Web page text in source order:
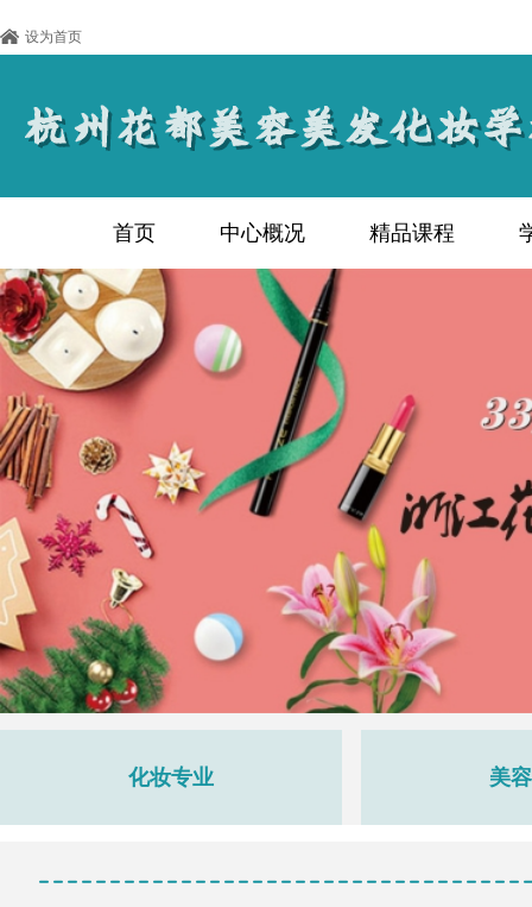
设为首页
首页 中心概况 精品课程
化妆专业 美